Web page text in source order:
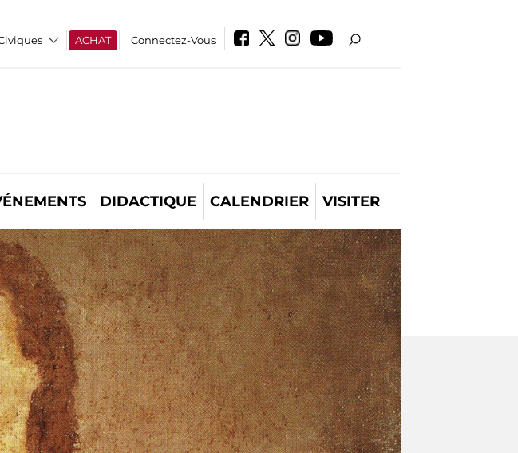
ACHAT Connectez-Vous
DIDACTIQUE CALENDRIER VISITER